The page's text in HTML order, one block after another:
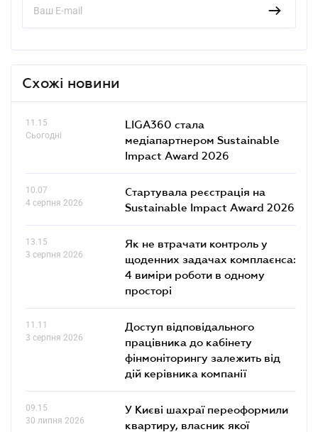
Схожі новини
11.15
Сьогодні
LIGA360 стала
медіапартнером Sustainable
Impact Award 2026
10.07
4 серпня 2026
Стартувала реєстрація на
Sustainable Impact Award 2026
13.15
3 серпня 2026
Як не втрачати контроль у
щоденних задачах комплаєнса:
4 виміри роботи в одному
просторі
11.11
3 серпня 2026
Доступ відповідального
працівника до кабінету
фінмоніторингу залежить від
дій керівника компанії
09.15
30 липня 2026
У Києві шахраї переоформили
квартиру, власник якої